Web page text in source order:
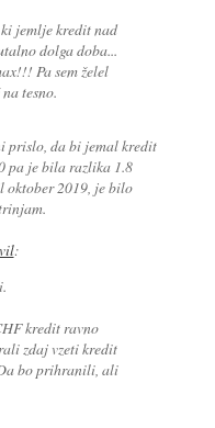
ki jemlje kredit nad
dolga doba...
Pa sem želel
tesno.
prislo, da bi jemal kredit
pa je bila razlika 1.8
oktober 2019, je bilo
:
kredit ravno
zdaj vzeti kredit
bo prihranili, ali